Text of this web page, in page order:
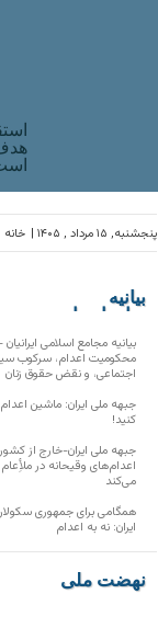
خانه پنجشنبه, ۱۵ مرداد , ۱۴۰۵ |
بیانیه
سازمان‌های
بیانیه مجامع اسلامی
محکومیت اعدام، سرکوب
اجتماعی، و نقض حقوق زنان
جبهه ملی ایران: ماشین
کنید!
جبهه ملی ایران-خارج از
اعدام‌های وقیحانه در
می‌کند
همگامی برای جمهوری
ایران: نه به اعدام
نهضت ملی